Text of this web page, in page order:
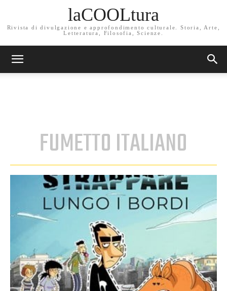
laCOOLtura
Rivista di divulgazione e approfondimento culturale. Storia, Arte,
Letteratura, Filosofia, Scienze.
FUMETTO ITALIANO